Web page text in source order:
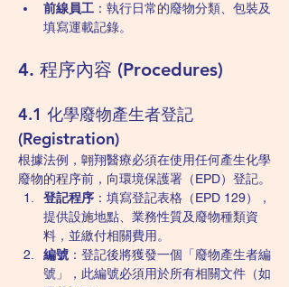
前線員工 ：執行日常的廢物分類、包裝及
填寫運載記錄。
4. 程序內容 (Procedures)
4.1 化學廢物產生者登記
(Registration)
根據法例，翺翔醫療必須在使用任何產生化學
廢物的程序前，向環境保護署（EPD）登記。
登記程序 ：填寫登記表格（EPD 129），
提供設施地點、業務性質及廢物種類資
料，並繳付相關費用。
編號 ：登記後將獲發一個「廢物產生者編
號」，此編號必須用於所有相關文件（如